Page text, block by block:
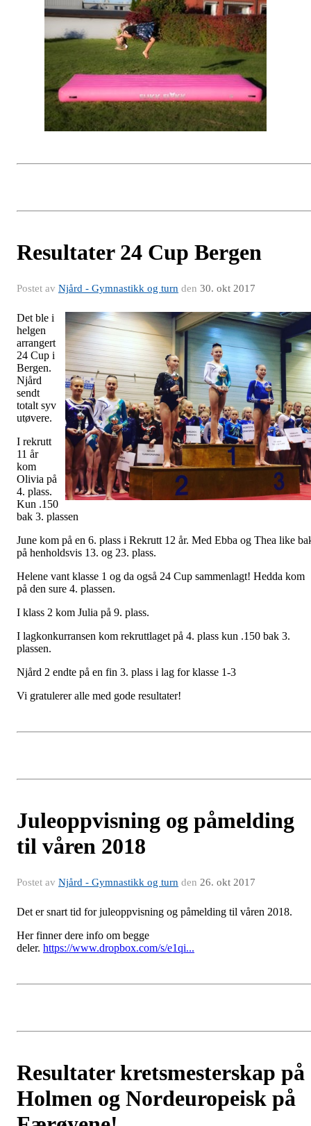
Resultater 24 Cup Bergen
Postet av Njård - Gymnastikk og turn den 30. okt 2017
Det ble i
helgen
arrangert
24 Cup i
Bergen.
Njård
sendt
totalt syv
utøvere.
I rekrutt
11 år
kom
Olivia på
4. plass.
Kun .150
bak 3. plassen
June kom på en 6. plass i Rekrutt 12 år. Med Ebba og Thea like
på henholdsvis 13. og 23. plass.
Helene vant klasse 1 og da også 24 Cup sammenlagt! Hedda kom
på den sure 4. plassen.
I klass 2 kom Julia på 9. plass.
I lagkonkurransen kom rekruttlaget på 4. plass kun .150 bak 3.
plassen.
Njård 2 endte på en fin 3. plass i lag for klasse 1-3
Vi gratulerer alle med gode resultater!
Juleoppvisning og påmelding
til våren 2018
Postet av Njård - Gymnastikk og turn den 26. okt 2017
Det er snart tid for juleoppvisning og påmelding til våren 2018.
Her finner dere info om begge
deler. https://www.dropbox.com/s/e1qi...
Resultater kretsmesterskap på
Holmen og Nordeuropeisk på